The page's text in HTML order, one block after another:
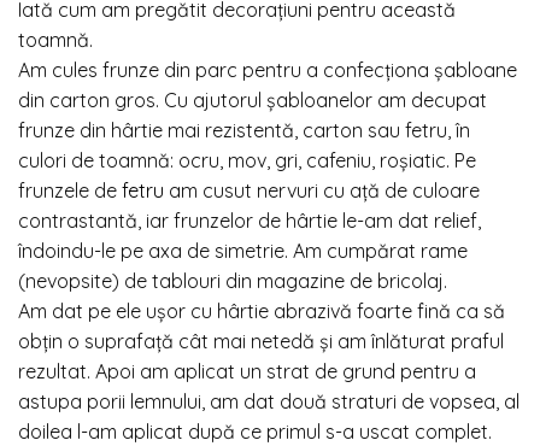
Iată cum am pregătit decoraţiuni pentru această
toamnă.
Am cules frunze din parc pentru a confecţiona şabloane
din carton gros. Cu ajutorul şabloanelor am decupat
frunze din hârtie mai rezistentă, carton sau fetru, în
culori de toamnă: ocru, mov, gri, cafeniu, roşiatic. Pe
frunzele de fetru am cusut nervuri cu aţă de culoare
contrastantă, iar frunzelor de hârtie le-am dat relief,
îndoindu-le pe axa de simetrie. Am cumpărat rame
(nevopsite) de tablouri din magazine de bricolaj.
Am dat pe ele uşor cu hârtie abrazivă foarte fină ca să
obţin o suprafaţă cât mai netedă şi am înlăturat praful
rezultat. Apoi am aplicat un strat de grund pentru a
astupa porii lemnului, am dat două straturi de vopsea, al
doilea l-am aplicat după ce primul s-a uscat complet.